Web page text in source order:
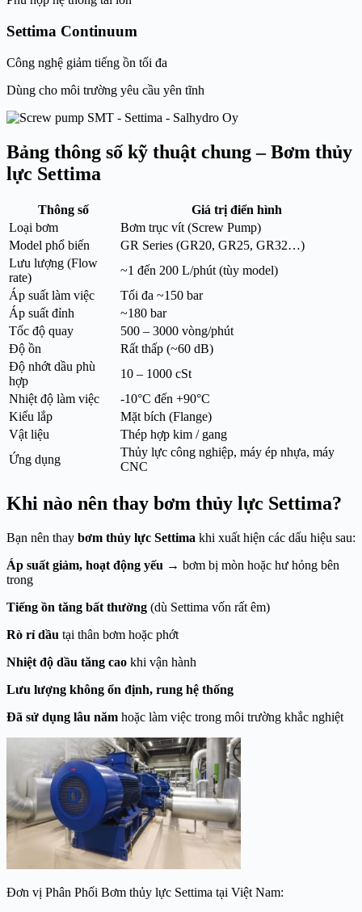
Settima Continuum
Công nghệ giảm tiếng ồn tối đa
Dùng cho môi trường yêu cầu yên tĩnh
Bảng thông số kỹ thuật chung – Bơm thủy
lực Settima
Thông số
Giá trị điển hình
Loại bơm
Bơm trục vít (Screw Pump)
Model phổ biến
GR Series (GR20, GR25, GR32…)
Lưu lượng (Flow
rate)
~1 đến 200 L/phút (tùy model)
Áp suất làm việc
Tối đa ~150 bar
Áp suất đỉnh
~180 bar
Tốc độ quay
500 – 3000 vòng/phút
Độ ồn
Rất thấp (~60 dB)
Độ nhớt dầu phù
hợp
10 – 1000 cSt
Nhiệt độ làm việc
-10°C đến +90°C
Kiểu lắp
Mặt bích (Flange)
Vật liệu
Thép hợp kim / gang
Ứng dụng
Thủy lực công nghiệp, máy ép nhựa, máy
CNC
Khi nào nên thay bơm thủy lực Settima?
Bạn nên thay bơm thủy lực Settima khi xuất hiện các dấu hiệu sau:
Áp suất giảm, hoạt động yếu → bơm bị mòn hoặc hư hỏng bên
trong
Tiếng ồn tăng bất thường (dù Settima vốn rất êm)
Rò rỉ dầu tại thân bơm hoặc phớt
Nhiệt độ dầu tăng cao khi vận hành
Lưu lượng không ổn định, rung hệ thống
Đã sử dụng lâu năm hoặc làm việc trong môi trường khắc nghiệt
Đơn vị Phân Phối Bơm thủy lực Settima tại Việt Nam: